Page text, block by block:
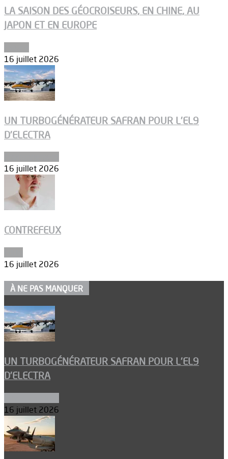
LA SAISON DES GÉOCROISEURS, EN CHINE, AU
JAPON ET EN EUROPE
16 juillet 2026
UN TURBOGÉNÉRATEUR SAFRAN POUR L’EL9
D’ELECTRA
16 juillet 2026
CONTREFEUX
16 juillet 2026
À NE PAS MANQUER
UN TURBOGÉNÉRATEUR SAFRAN POUR L’EL9
D’ELECTRA
16 juillet 2026